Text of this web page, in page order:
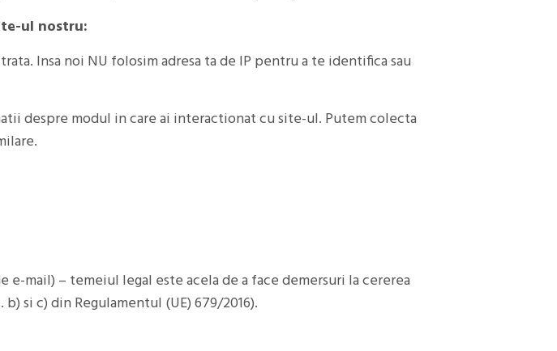
ul nostru:
Insa noi NU folosim adresa ta de IP pentru a te identifica sau
despre modul in care ai interactionat cu site-ul. Putem colecta
mail) – temeiul legal este acela de a face demersuri la cererea
si c) din Regulamentul (UE) 679/2016).